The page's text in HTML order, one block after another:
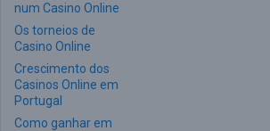
num Casino Online
Os torneios de
Casino Online
Crescimento dos
Casinos Online em
Portugal
Como ganhar em